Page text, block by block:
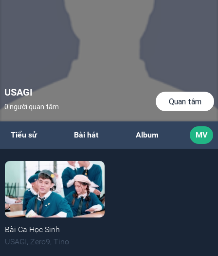
USAGI
0 người quan tâm
Quan tâm
Tiểu sử Bài hát Album MV
Bài Ca Học Sinh
USAGI Zero9 Tino